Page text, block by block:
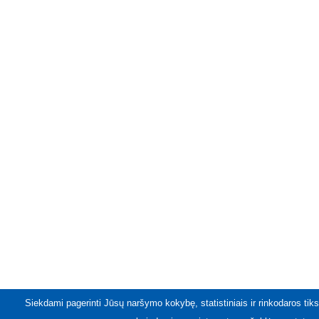
Siekdami pagerinti Jūsų naršymo kokybę, statistiniais ir rinkodaros